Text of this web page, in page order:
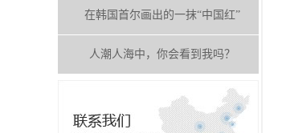
在韩国首尔画出的一抹“中国红”
人潮人海中，你会看到我吗？